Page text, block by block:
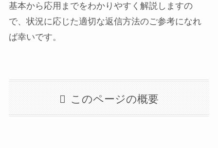
基本から応用までをわかりやすく解説しますの
で、状況に応じた適切な返信方法のご参考になれ
ば幸いです。
このページの概要